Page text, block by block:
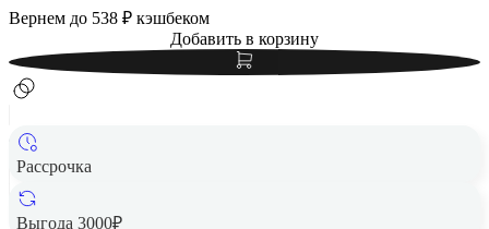
Вернем до 538 ₽ кэшбеком
Добавить в корзину
Рассрочка
Выгода 3000₽